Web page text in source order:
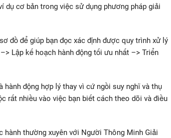
dụ cơ bản trong việc sử dụng phương pháp giải
đồ để giúp bạn đọc xác định được quy trình xử lý
Lập kế hoạch hành động tối ưu nhất –> Triển
động hợp lý thay vì cứ ngồi suy nghĩ và thụ
rất nhiều vào việc bạn biết cách theo dõi và điều
thường xuyên với Người Thông Minh Giải